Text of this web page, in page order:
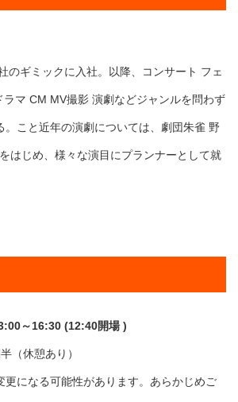
のギミックに⼊社。以降、コンサート フェ
マ CM MV撮影 演劇などジャンルを問わず
。こと近年の演劇については、劇団朱雀 野
はじめ、様々な演⽬にプランナーとして就
～16:30 (12:40開場 )
（休憩あり）
になる可能性があります。あらかじめご